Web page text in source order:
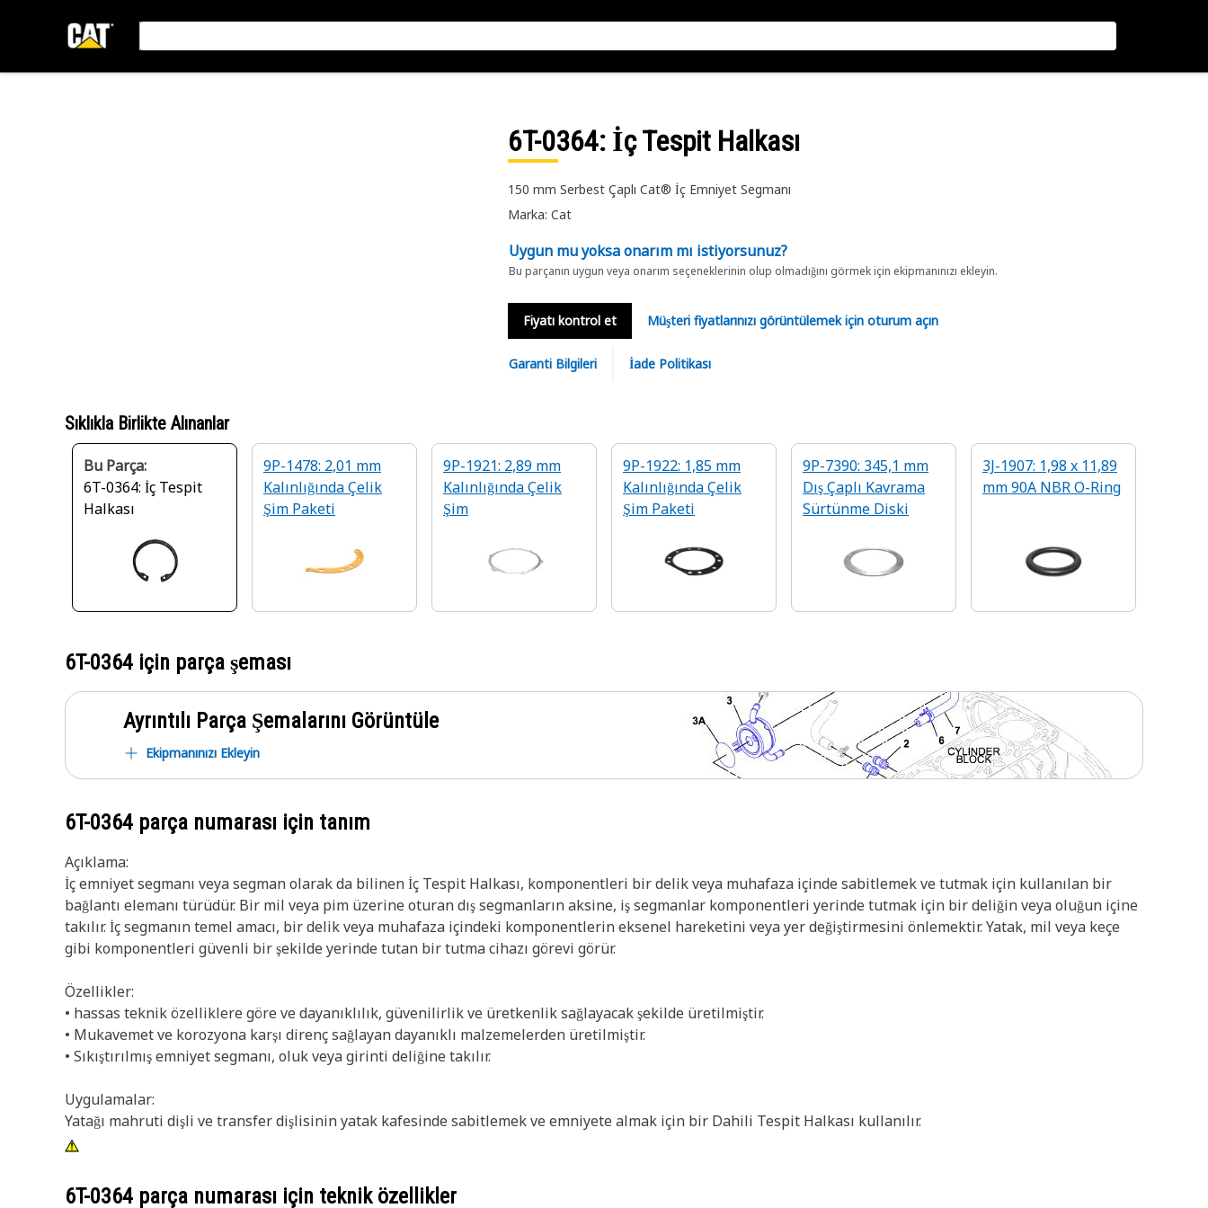
6T-0364: İç Tespit Halkası
150 mm Serbest Çaplı Cat® İç Emniyet Segmanı
Marka: Cat
Uygun mu yoksa onarım mı istiyorsunuz?
Bu parçanın uygun veya onarım seçeneklerinin olup olmadığını görmek için ekipmanınızı ekleyin.
Fiyatı kontrol et Müşteri fiyatlarınızı görüntülemek için oturum açın
Garanti Bilgileri İade Politikası
Sıklıkla Birlikte Alınanlar
Bu Parça:
6T-0364: İç Tespit
Halkası
9P-1478: 2,01 mm
Kalınlığında Çelik
Şim Paketi
9P-1921: 2,89 mm
Kalınlığında Çelik
Şim
9P-1922: 1,85 mm
Kalınlığında Çelik
Şim Paketi
9P-7390: 345,1 mm
Dış Çaplı Kavrama
Sürtünme Diski
3J-1907: 1,98 x 11,89
mm 90A NBR O-Ring
6T-0364 için parça şeması
Ayrıntılı Parça Şemalarını Görüntüle
Ekipmanınızı Ekleyin
6T-0364 parça numarası için tanım
Açıklama:
İç emniyet segmanı veya segman olarak da bilinen İç Tespit Halkası, komponentleri bir delik veya muhafaza içinde sabitlemek ve tutmak için kullanılan bir
bağlantı elemanı türüdür. Bir mil veya pim üzerine oturan dış segmanların aksine, iş segmanlar komponentleri yerinde tutmak için bir deliğin veya oluğun içine
takılır. İç segmanın temel amacı, bir delik veya muhafaza içindeki komponentlerin eksenel hareketini veya yer değiştirmesini önlemektir. Yatak, mil veya keçe
gibi komponentleri güvenli bir şekilde yerinde tutan bir tutma cihazı görevi görür.
Özellikler:
• hassas teknik özelliklere göre ve dayanıklılık, güvenilirlik ve üretkenlik sağlayacak şekilde üretilmiştir.
• Mukavemet ve korozyona karşı direnç sağlayan dayanıklı malzemelerden üretilmiştir.
• Sıkıştırılmış emniyet segmanı, oluk veya girinti deliğine takılır.
Uygulamalar:
Yatağı mahruti dişli ve transfer dişlisinin yatak kafesinde sabitlemek ve emniyete almak için bir Dahili Tespit Halkası kullanılır.
6T-0364 parça numarası için teknik özellikler